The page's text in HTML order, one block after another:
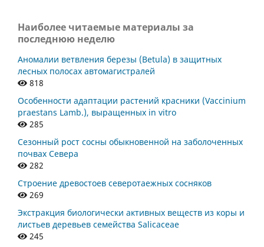
Наиболее читаемые материалы за
последнюю неделю
Аномалии ветвления березы (Betula) в защитных
лесных полосах автомагистралей
818
Особенности адаптации растений красники (Vaccinium
praestans Lamb.), выращенных in vitro
285
Сезонный рост сосны обыкновенной на заболоченных
почвах Севера
282
Строение древостоев северотаежных сосняков
269
Экстракция биологически активных веществ из коры и
листьев деревьев семейства Salicaceae
245